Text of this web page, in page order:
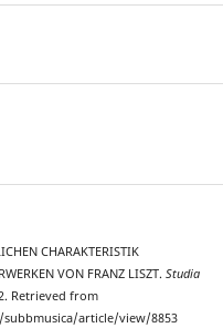
CHARAKTERISTIK
VON FRANZ LISZT. Studia
Retrieved from
article/view/8853